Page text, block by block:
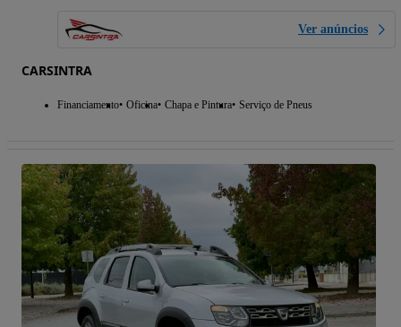
Ver anúncios
CARSINTRA
Financiamento Oficina Chapa e Pintura Serviço de Pneus